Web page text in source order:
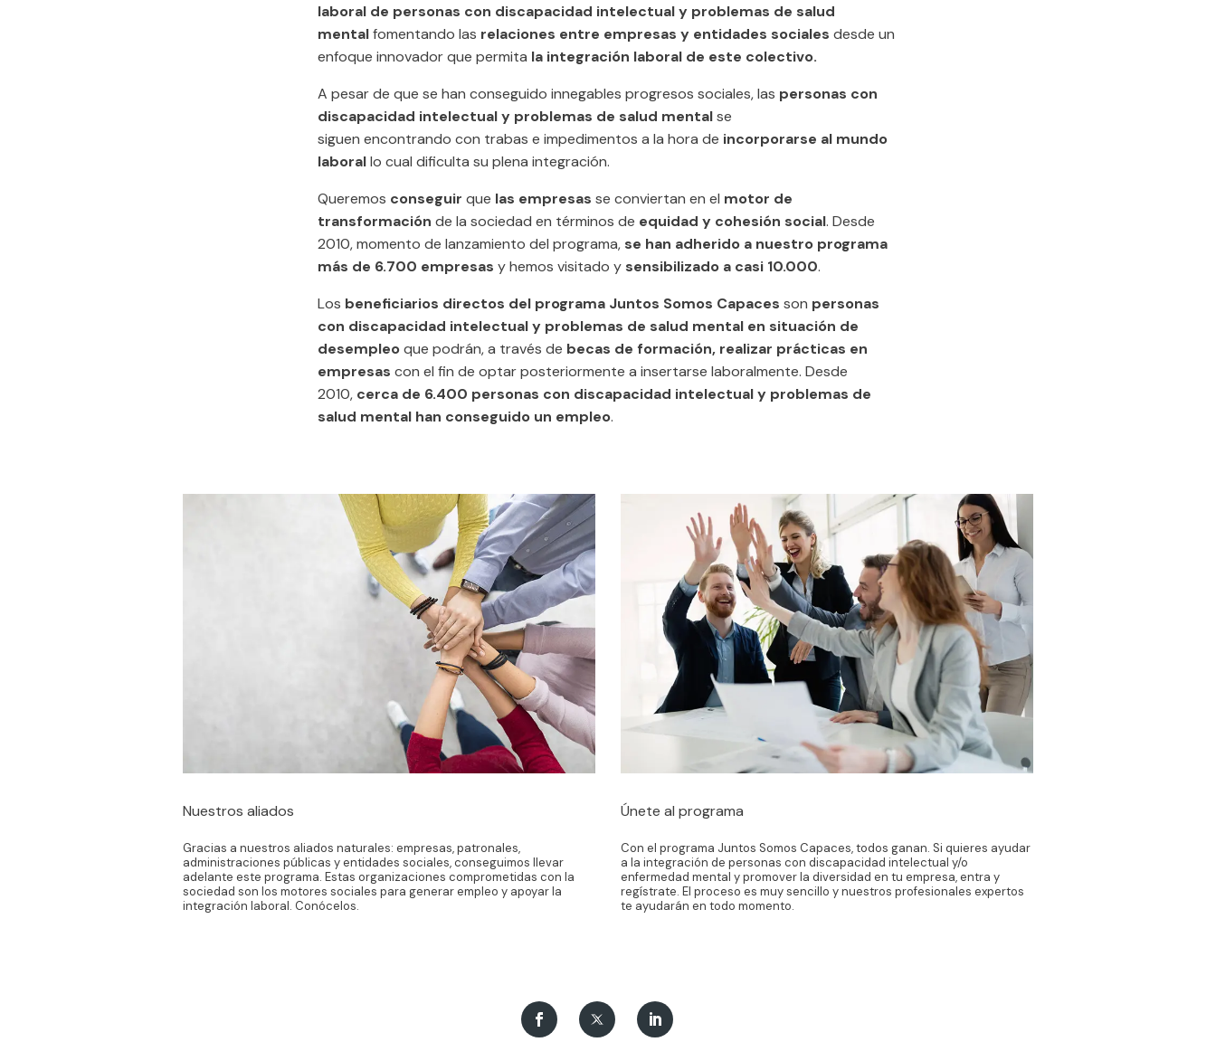
laboral de personas con discapacidad intelectual y problemas de salud
mentalfomentando las relaciones entre empresas y entidades sociales desde un
enfoque innovador que permita la integración laboral de este colectivo.
A pesar de que se han conseguido innegables progresos sociales, las personas con
discapacidad intelectual y problemas de salud mentalse
siguen encontrando con trabas e impedimentos a la hora de incorporarse al mundo
laborallo cual dificulta su plena integración.
Queremos conseguir que las empresas se conviertan en el motor de
transformación de la sociedad en términos de equidad y cohesión social. Desde
2010, momento de lanzamiento del programa, se han adherido a nuestro programa
más de 6.700 empresas y hemos visitado y sensibilizado a casi 10.000.
Los beneficiarios directos del programa Juntos Somos Capaces son personas
con discapacidad intelectual y problemas de salud mental en situación de
desempleoque podrán, a través de becas de formación, realizar prácticas en
empresas con el fin de optar posteriormente a insertarse laboralmente. Desde
2010, cerca de 6.400 personas con discapacidad intelectual y problemas de
salud mental han conseguido un empleo.
Nuestros aliados
Gracias a nuestros aliados naturales: empresas, patronales,
administraciones públicas y entidades sociales, conseguimos llevar
adelante este programa. Estas organizaciones comprometidas con la
sociedad son los motores sociales para generar empleo y apoyar la
integración laboral. Conócelos.
Únete al programa
Con el programa Juntos Somos Capaces, todos ganan. Si quieres ayudar
a la integración de personas con discapacidad intelectual y/o
enfermedad mental y promover la diversidad en tu empresa, entra y
regístrate. El proceso es muy sencillo y nuestros profesionales expertos
te ayudarán en todo momento.